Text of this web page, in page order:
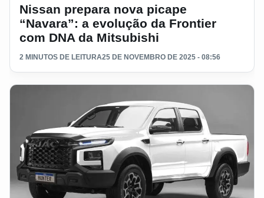
Nissan prepara nova picape
“Navara”: a evolução da Frontier
com DNA da Mitsubishi
2 MINUTOS DE LEITURA25 DE NOVEMBRO DE 2025 - 08:56